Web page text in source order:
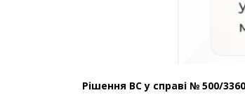
Рішення ВС у справі № 500/